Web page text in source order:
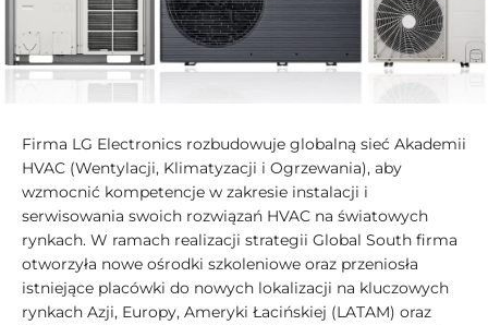
Firma LG Electronics rozbudowuje globalną sieć Akademii
HVAC (Wentylacji, Klimatyzacji i Ogrzewania), aby
wzmocnić kompetencje w zakresie instalacji i
serwisowania swoich rozwiązań HVAC na światowych
rynkach. W ramach realizacji strategii Global South firma
otworzyła nowe ośrodki szkoleniowe oraz przeniosła
istniejące placówki do nowych lokalizacji na kluczowych
rynkach Azji, Europy, Ameryki Łacińskiej (LATAM) oraz